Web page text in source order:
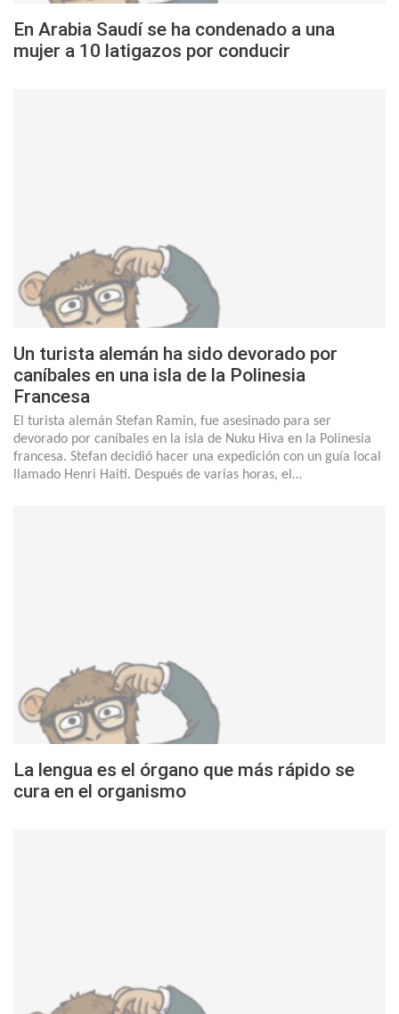
En Arabia Saudí se ha condenado a una
mujer a 10 latigazos por conducir
Un turista alemán ha sido devorado por
caníbales en una isla de la Polinesia
Francesa
El turista alemán Stefan Ramin, fue asesinado para ser
devorado por caníbales en la isla de Nuku Hiva en la Polinesia
francesa. Stefan decidió hacer una expedición con un guía local
llamado Henri Haiti. Después de varias horas, el…
La lengua es el órgano que más rápido se
cura en el organismo